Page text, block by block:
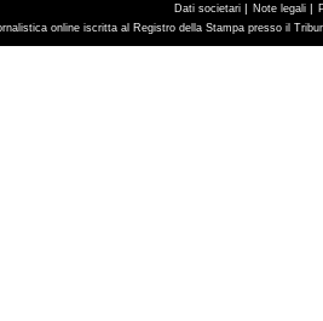
Dati societari | Note legali |
online iscritta al Registro della Stampa presso il